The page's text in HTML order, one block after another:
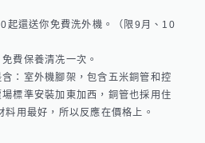
起還送你免費洗外機。（限9月、10
費保養清冼一次。
：室外機腳架，包含五米銅管和控
標準安裝加東加西，銅管也採用住
用最好，所以反應在價格上。